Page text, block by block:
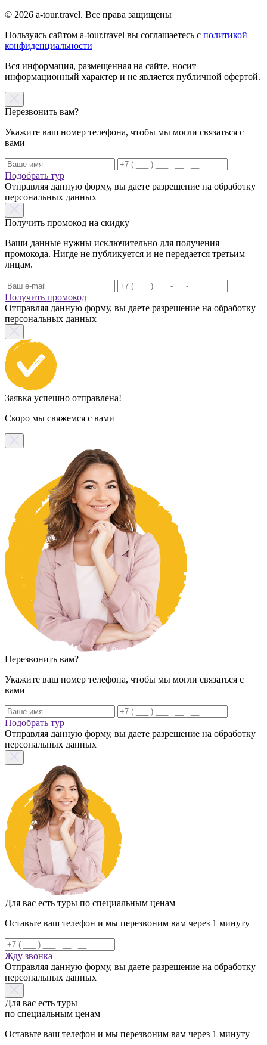
© 2026 a-tour.travel. Все права защищены
Пользуясь сайтом a-tour.travel вы соглашаетесь с политикой
конфиденциальности
Вся информация, размещенная на сайте, носит
информационный характер и не является публичной офертой.
Перезвонить вам?
Укажите ваш номер телефона, чтобы мы могли связаться с
вами
Подобрать тур
Отправляя данную форму, вы даете разрешение на обработку
персональных данных
Получить промокод на скидку
Ваши данные нужны исключительно для получения
промокода. Нигде не публикуется и не передается третьим
лицам.
Получить промокод
Отправляя данную форму, вы даете разрешение на обработку
персональных данных
Заявка успешно отправлена!
Скоро мы свяжемся с вами
Перезвонить вам?
Укажите ваш номер телефона, чтобы мы могли связаться с
вами
Подобрать тур
Отправляя данную форму, вы даете разрешение на обработку
персональных данных
Для вас есть туры по специальным ценам
Оставьте ваш телефон и мы перезвоним вам через 1 минуту
Жду звонка
Отправляя данную форму, вы даете разрешение на обработку
персональных данных
Для вас есть туры
по специальным ценам
Оставьте ваш телефон и мы перезвоним вам через 1 минуту